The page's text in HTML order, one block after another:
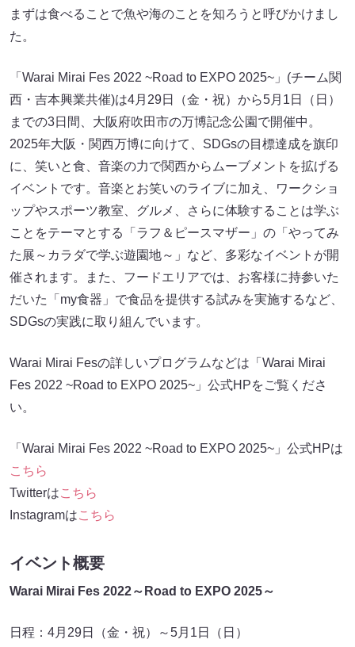
まずは食べることで魚や海のことを知ろうと呼びかけまし
た。
「Warai Mirai Fes 2022 ~Road to EXPO 2025~」(チーム関
西・吉本興業共催)は4月29日（金・祝）から5月1日（日）
までの3日間、大阪府吹田市の万博記念公園で開催中。
2025年大阪・関西万博に向けて、SDGsの目標達成を旗印
に、笑いと食、音楽の力で関西からムーブメントを拡げる
イベントです。音楽とお笑いのライブに加え、ワークショ
ップやスポーツ教室、グルメ、さらに体験することは学ぶ
ことをテーマとする「ラフ＆ピースマザー」の「やってみ
た展～カラダで学ぶ遊園地～」など、多彩なイベントが開
催されます。また、フードエリアでは、お客様に持参いた
だいた「my食器」で食品を提供する試みを実施するなど、
SDGsの実践に取り組んでいます。
Warai Mirai Fesの詳しいプログラムなどは「Warai Mirai
Fes 2022 ~Road to EXPO 2025~」公式HPをご覧くださ
い。
「Warai Mirai Fes 2022 ~Road to EXPO 2025~」公式HPは
こちら
Twitterはこちら
Instagramはこちら
イベント概要
Warai Mirai Fes 2022～Road to EXPO 2025～
日程：4月29日（金・祝）～5月1日（日）